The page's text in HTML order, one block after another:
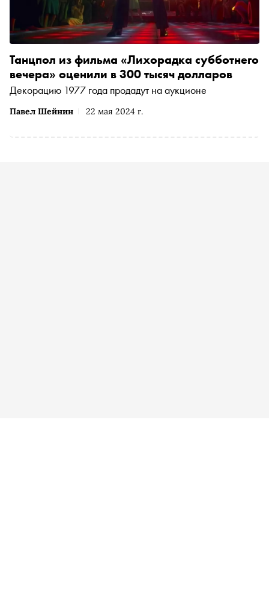
Павел Шейнин 22 мая 2024 г.
Танцпол из фильма «Лихорадка субботнего
вечера» оценили в 300 тысяч долларов
Декорацию 1977 года продадут на аукционе